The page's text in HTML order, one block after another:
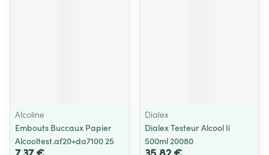
Alcoline
Embouts Buccaux Papier
Alcooltest.af20+da7100 25
Dialex
Dialex Testeur Alcool Ii
500ml 20080